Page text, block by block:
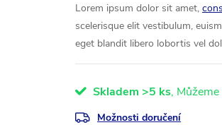
Lorem ipsum dolor sit amet,
scelerisque elit vestibulum,
eget blandit libero lobortis vel
Skladem >5 ks
Možnosti doručení